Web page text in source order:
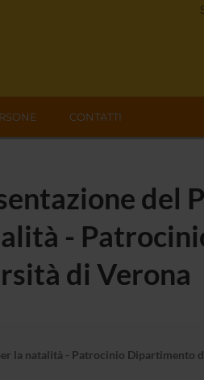
CONTATTI
del
-
di Verona
la natalità - Patrocinio Dipartimento